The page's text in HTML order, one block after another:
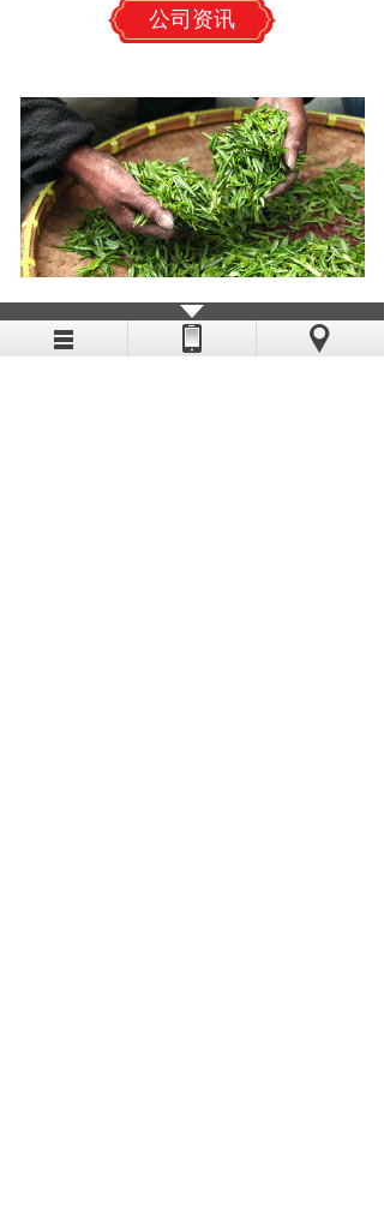
公司资讯
第八期"企业家双周沙龙"在赵州......
2026-07-14